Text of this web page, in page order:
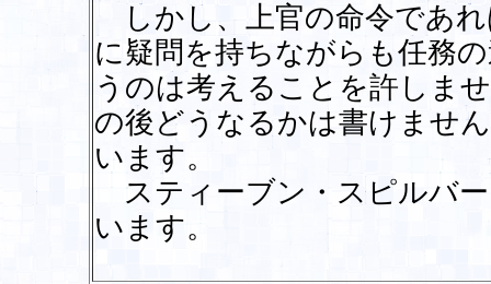
しかし、上官の命令であ
に疑問を持ちながらも任務
うのは考えることを許しま
の後どうなるかは書けませ
います。
スティーブン・スピルバ
います。